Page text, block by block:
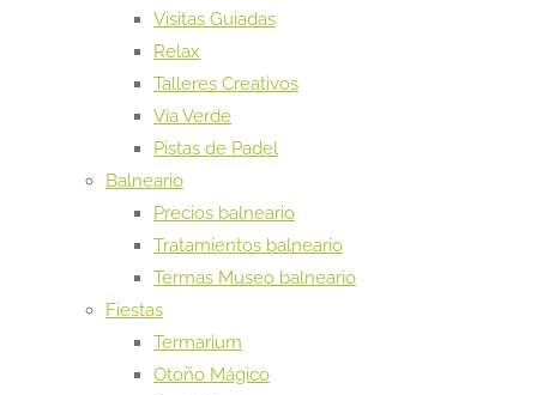
Visitas Guiadas
Relax
Talleres Creativos
Vía Verde
Pistas de Padel
Balneario
Precios balneario
Tratamientos balneario
Termas Museo balneario
Fiestas
Termarium
Otoño Mágico